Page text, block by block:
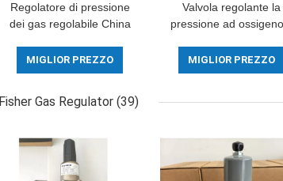
Regolatore di pressione
dei gas regolabile China
regolatore di riduzione
della pressione
MIGLIOR PREZZO
Valvola regolante la
pressione ad
del modello
E55/materiale
Fisher
MIGLIOR PREZZO
Fisher Gas Regulator (39)